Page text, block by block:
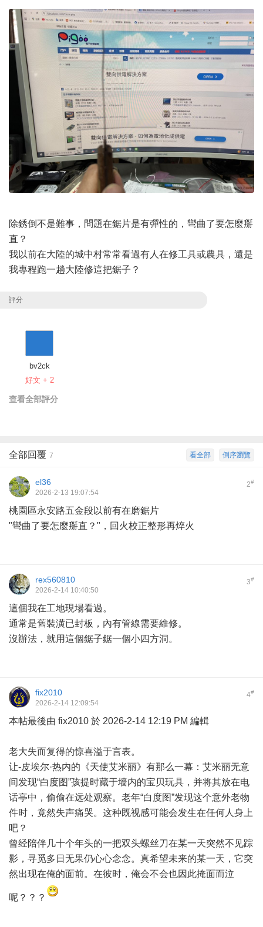
除銹倒不是難事，問題在鋸片是有彈性的，彎曲了要怎麼掰
直？
我以前在大陸的城中村常常看過有人在修工具或農具，還是
我專程跑一趟大陸修這把鋸子？
評分
bv2ck
好文 + 2
查看全部評分
倒序瀏覽
看全部
全部回覆 7
2#
el36
2026-2-13 19:07:54
桃園區永安路五金段以前有在磨鋸片
"彎曲了要怎麼掰直？"，回火校正整形再焠火
3#
rex560810
2026-2-14 10:40:50
這個我在工地現場看過。
通常是舊裝潢已封板，內有管線需要維修。
沒辦法，就用這個鋸子鋸一個小四方洞。
4#
fix2010
2026-2-14 12:09:54
本帖最後由 fix2010 於 2026-2-14 12:19 PM 編輯
老大失而复得的惊喜溢于言表。
让-皮埃尔·热内的《天使艾米丽》有那么一幕：艾米丽无意
间发现“白度图”孩提时藏于墙内的宝贝玩具，并将其放在电
话亭中，偷偷在远处观察。老年“白度图”发现这个意外老物
件时，竟然失声痛哭。这种既视感可能会发生在任何人身上
吧？
曾经陪伴几十个年头的一把双头螺丝刀在某一天突然不见踪
影，寻觅多日无果仍心心念念。真希望未来的某一天，它突
然出现在俺的面前。在彼时，俺会不会也因此掩面而泣
呢？？？